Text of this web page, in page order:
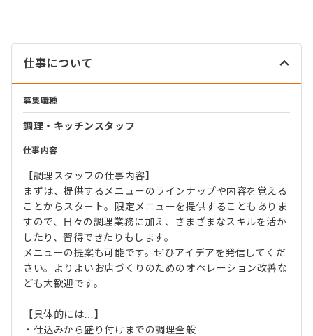
仕事について
募集職種
調理・キッチンスタッフ
仕事内容
【調理スタッフの仕事内容】
まずは、提供するメニューのラインナップや内容を覚える
ことからスタート。限定メニューを提供することもありま
すので、日々の調理業務に加え、さまざまなスキルを活か
したり、習得できたりもします。
メニューの提案も可能です。ぜひアイデアを発信してくだ
さい。よりよいお店づくりのためのオペレーション改善な
ども大歓迎です。
【具体的には…】
・仕込みから盛り付けまでの調理全般